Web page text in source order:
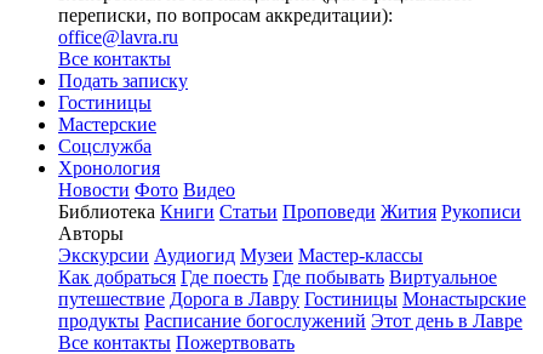
переписки, по вопросам аккредитации):
office@lavra.ru
Все контакты
Подать записку
Гостиницы
Мастерские
Соцслужба
Хронология
Новости Фото Видео
Библиотека Книги Статьи Проповеди Жития Рукописи
Авторы
Экскурсии Аудиогид Музеи Мастер-классы
Как добраться Где поесть Где побывать Виртуальное
путешествие Дорога в Лавру Гостиницы Монастырские
продукты Расписание богослужений Этот день в Лавре
Все контакты Пожертвовать